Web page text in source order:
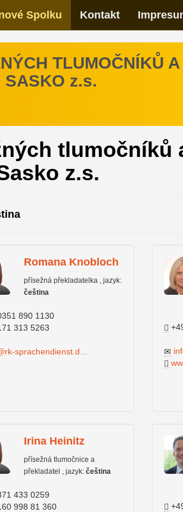
Spolku Kontakt
TLUMOČNÍKŮ A
SASKO z.s.
tlumočníků
z.s.
Romana Knobloch
přísežná překladatelka , jazyk:
čeština
890 1130
313 5263
sprachendienst.d...
Irina Heinitz
přísežná tlumočnice a
překladatel , jazyk: čeština
433 0259
998 81 360